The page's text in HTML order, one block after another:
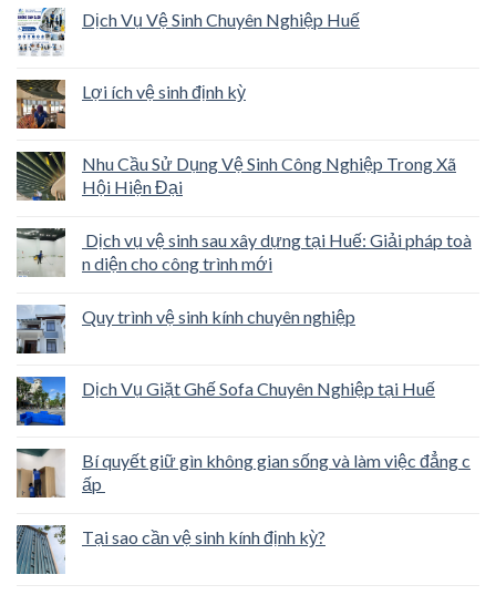
Dịch Vụ Vệ Sinh Chuyên Nghiệp Huế
Lợi ích vệ sinh định kỳ
Nhu Cầu Sử Dụng Vệ Sinh Công Nghiệp Trong Xã
Hội Hiện Đại
Dịch vụ vệ sinh sau xây dựng tại Huế: Giải pháp toà
n diện cho công trình mới
Quy trình vệ sinh kính chuyên nghiệp
Dịch Vụ Giặt Ghế Sofa Chuyên Nghiệp tại Huế
Bí quyết giữ gìn không gian sống và làm việc đẳng c
ấp
Tại sao cần vệ sinh kính định kỳ?